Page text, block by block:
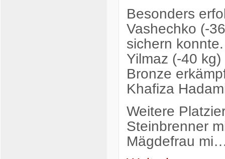
Besonders
Vashechko (-
sichern
Yilmaz (-40
Bronze
Khafiza
Weitere
Steinbrenner
Mägdefrau